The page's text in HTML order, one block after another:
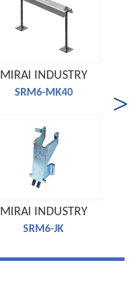
MIRAI INDUSTRY
SRM6-MK40
MIRAI INDUSTRY
SRM6-JK